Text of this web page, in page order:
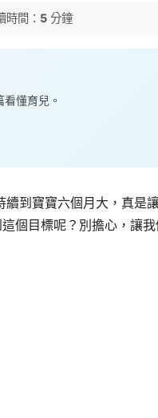
時間： 5 分鐘
懂育兒。
到寶寶六個月大，真是
個目標呢？別擔心，讓我